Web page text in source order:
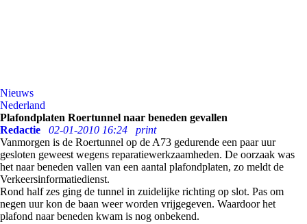
Nieuws
Nederland
Plafondplaten Roertunnel naar beneden gevallen
Redactie
02-01-2010 16:24
print
Vanmorgen is de Roertunnel op de A73 gedurende een paar uur
gesloten geweest wegens reparatiewerkzaamheden. De oorzaak was
het naar beneden vallen van een aantal plafondplaten, zo meldt de
Verkeersinformatiedienst.
Rond half zes ging de tunnel in zuidelijke richting op slot. Pas om
negen uur kon de baan weer worden vrijgegeven. Waardoor het
plafond naar beneden kwam is nog onbekend.